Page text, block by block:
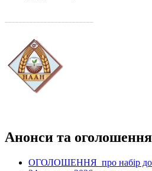
Анонси та оголошення
ОГОЛОШЕННЯ про набір до